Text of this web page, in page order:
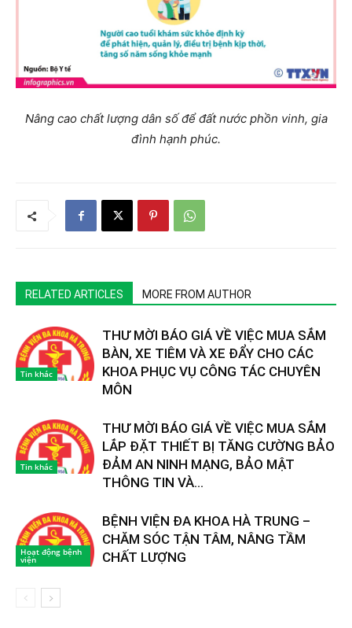
Nâng cao chất lượng dân số để đất nước phồn vinh, gia
đình hạnh phúc.
RELATED ARTICLES MORE FROM AUTHOR
Tin khác
THƯ MỜI BÁO GIÁ VỀ VIỆC MUA SẮM
BÀN, XE TIÊM VÀ XE ĐẨY CHO CÁC
KHOA PHỤC VỤ CÔNG TÁC CHUYÊN
MÔN
Tin khác
THƯ MỜI BÁO GIÁ VỀ VIỆC MUA SẮM
LẮP ĐẶT THIẾT BỊ TĂNG CƯỜNG BẢO
ĐẢM AN NINH MẠNG, BẢO MẬT
THÔNG TIN VÀ...
Hoạt động bệnh
viện
BỆNH VIỆN ĐA KHOA HÀ TRUNG –
CHĂM SÓC TẬN TÂM, NÂNG TẦM
CHẤT LƯỢNG